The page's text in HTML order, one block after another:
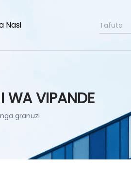
Nasi
WA VIPANDE
granuzi